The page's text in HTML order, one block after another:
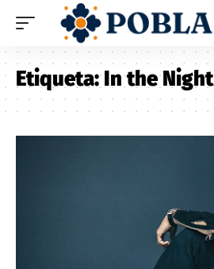
Etiqueta:In the Night